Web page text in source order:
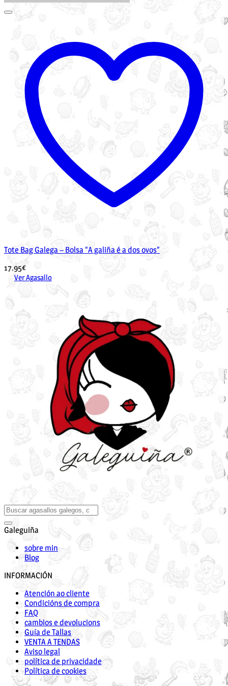
Tote Bag Galega – Bolsa “A galiña é a dos ovos”
17.95€
Ver Agasallo
Galeguiña
sobre min
Blog
INFORMACIÓN
Atención ao cliente
Condicións de compra
FAQ
cambios e devolucions
Guía de Tallas
VENTA A TENDAS
Aviso legal
política de privacidade
Política de cookies